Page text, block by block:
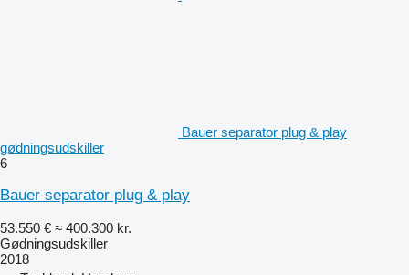
Bauer separator plug & play
gødningsudskiller
6
Bauer separator plug & play
53.550 € ≈ 400.300 kr.
Gødningsudskiller
2018